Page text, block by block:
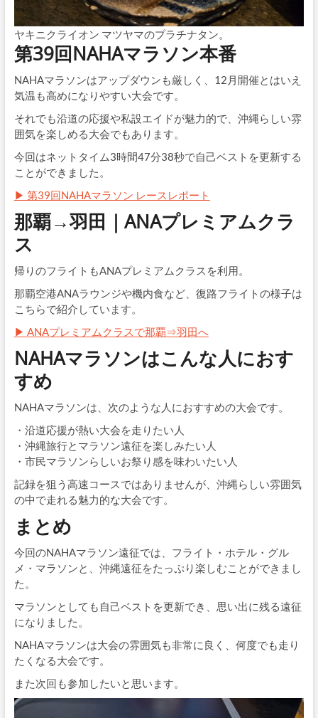
ヤキニクライオン マツヤマのプラチナタン。
第39回NAHAマラソン本番
NAHAマラソンはアップダウンも厳しく、12月開催とはいえ
気温も高めになりやすい大会です。
それでも沿道の応援や私設エイドが魅力的で、沖縄らしい雰
囲気を楽しめる大会でもあります。
今回はネットタイム3時間47分38秒で自己ベストを更新する
ことができました。
▶ 第39回NAHAマラソン レースレポート
那覇→羽田｜ANAプレミアムクラ
ス
帰りのフライトもANAプレミアムクラスを利用。
那覇空港ANAラウンジや機内食など、復路フライトの様子は
こちらで紹介しています。
▶ ANAプレミアムクラスで那覇⇒羽田へ
NAHAマラソンはこんな人におす
すめ
NAHAマラソンは、次のような人におすすめの大会です。
・沿道応援が熱い大会を走りたい人
・沖縄旅行とマラソン遠征を楽しみたい人
・市民マラソンらしいお祭り感を味わいたい人
記録を狙う高速コースではありませんが、沖縄らしい雰囲気
の中で走れる魅力的な大会です。
まとめ
今回のNAHAマラソン遠征では、フライト・ホテル・グル
メ・マラソンと、沖縄遠征をたっぷり楽しむことができまし
た。
マラソンとしても自己ベストを更新でき、思い出に残る遠征
になりました。
NAHAマラソンは大会の雰囲気も非常に良く、何度でも走り
たくなる大会です。
また次回も参加したいと思います。